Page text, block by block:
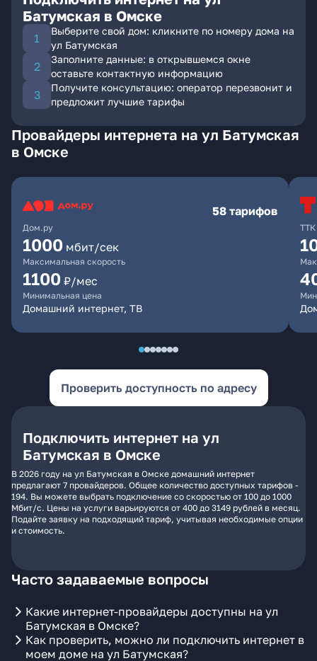
Батумская в Омске
Выберите свой дом: кликните по номеру дома на
ул Батумская
Заполните данные: в открывшемся окне
оставьте контактную информацию
Получите консультацию: оператор перезвонит и
предложит лучшие тарифы
Провайдеры интернета на ул Батумская
в Омске
Дом.ру
58 тарифов
1000 мбит/сек
Максимальная скорость
1100 ₽/мес
Минимальная цена
Домашний интернет, ТВ
ТТК
Проверить доступность по адресу
Подключить интернет на ул
Батумская в Омске
В 2026 году на ул Батумская в Омске домашний интернет
предлагают 7 провайдеров. Общее количество доступных тарифов -
194. Вы можете выбрать подключение со скоростью от 100 до 1000
Мбит/с. Цены на услуги варьируются от 400 до 3149 рублей в месяц.
Подайте заявку на подходящий тариф, учитывая необходимые опции
и стоимость.
Часто задаваемые вопросы
Какие интернет-провайдеры доступны на ул
Батумская в Омске?
Как проверить, можно ли подключить интернет в
моем доме на ул Батумская?